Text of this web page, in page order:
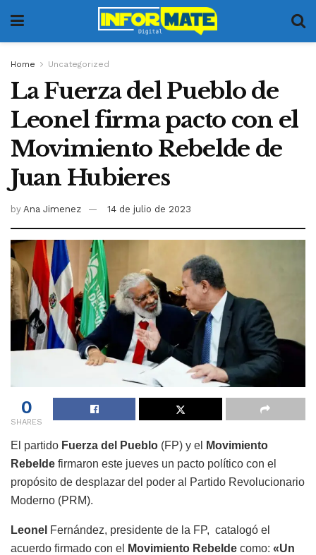
Home Uncategorized
La Fuerza del Pueblo de
Leonel firma pacto con el
Movimiento Rebelde de
Juan Hubieres
by Ana Jimenez 14 de julio de 2023
0
SHARES
El partido Fuerza del Pueblo (FP) y el
Movimiento
Rebelde firmaron este jueves un pacto político con el
propósito de desplazar del poder al Partido Revolucionario
Moderno (PRM).
Leonel Fernández, presidente de la FP, catalogó el
acuerdo firmado con el
Movimiento Rebelde como: «Un